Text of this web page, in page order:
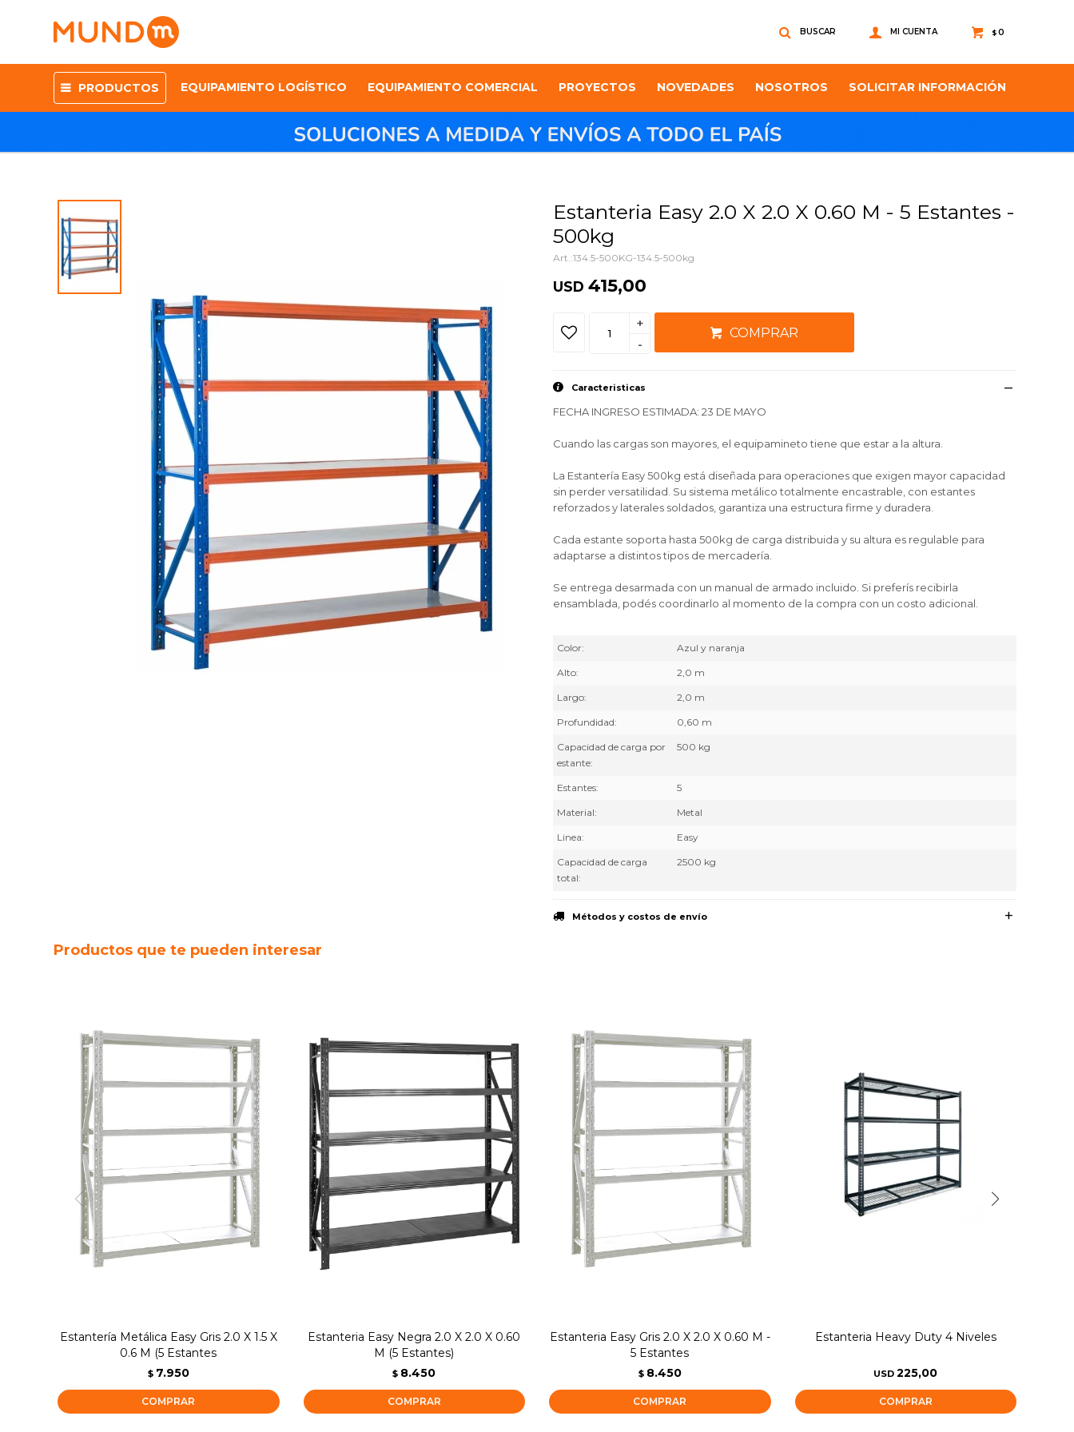
PRODUCTOS EQUIPAMIENTO LOGÍSTICO EQUIPAMIENTO COMERCIAL PROYECTOS NOVEDADES NOSOTROS SOLICITAR INFORMACIÓN
$0
Estanteria Easy 2.0 X 2.0 X 0.60 M - 5 Estantes -
500kg
134.5-500KG-134.5-500kg
USD 415,00
+
-
COMPRAR
Caracteristicas
FECHA INGRESO ESTIMADA: 23 DE MAYO
Cuando las cargas son mayores, el equipamineto tiene que estar a la altura.
La Estantería Easy 500kg está diseñada para operaciones que exigen mayor capacidad
sin perder versatilidad. Su sistema metálico totalmente encastrable, con estantes
reforzados y laterales soldados, garantiza una estructura firme y duradera.
Cada estante soporta hasta 500kg de carga distribuida y su altura es regulable para
adaptarse a distintos tipos de mercadería.
Se entrega desarmada con un manual de armado incluido. Si preferís recibirla
ensamblada, podés coordinarlo al momento de la compra con un costo adicional.
Color Azul y naranja
Alto 2,0 m
Largo 2,0 m
Profundidad 0,60 m
Capacidad de carga por
estante
500 kg
Estantes 5
Material Metal
Linea Easy
Capacidad de carga
total
2500 kg
Métodos y costos de envío
Productos que te pueden interesar
Estantería Metálica Easy Gris 2.0 X 1.5 X
0.6 M (5 Estantes
$ 7.950
Estanteria Easy Negra 2.0 X 2.0 X 0.60
M (5 Estantes)
$ 8.450
Estanteria Easy Gris 2.0 X 2.0 X 0.60 M -
5 Estantes
$ 8.450
Estanteria Heavy Duty 4 Niveles
USD 225,00